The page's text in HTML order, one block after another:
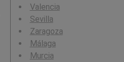
Valencia
Sevilla
Zaragoza
Málaga
Murcia